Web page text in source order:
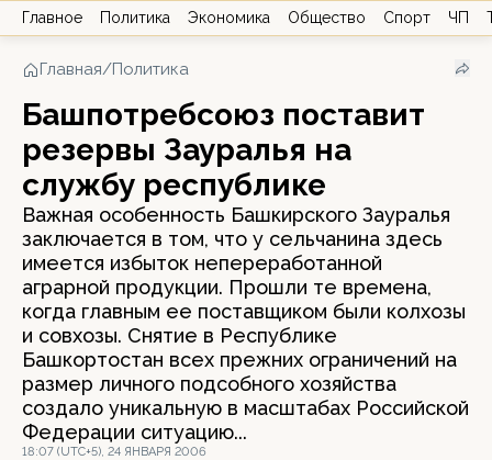
Главное Политика Экономика Общество Спорт ЧП
Главная/Политика
Башпотребсоюз поставит
резервы Зауралья на
службу республике
Важная особенность Башкирского Зауралья
заключается в том, что у сельчанина здесь
имеется избыток непереработанной
аграрной продукции. Прошли те времена,
когда главным ее поставщиком были колхозы
и совхозы. Снятие в Республике
Башкортостан всех прежних ограничений на
размер личного подсобного хозяйства
создало уникальную в масштабах Российской
Федерации ситуацию...
18:07 (UTC+5), 24 ЯНВАРЯ 2006